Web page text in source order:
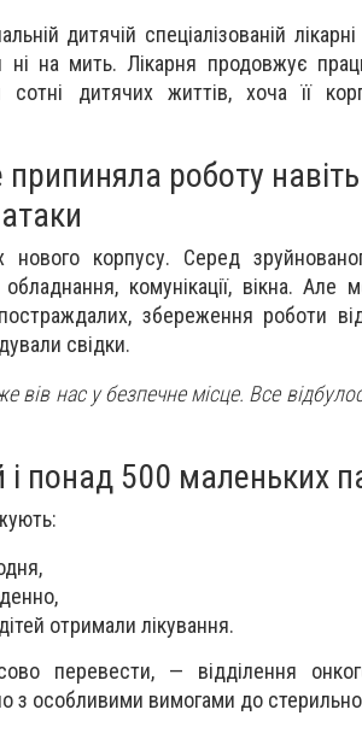
дитячій спеціалізованій
на мить. Лікарня продовжує
сотні дитячих життів, хоча її
роботу
атаки
нового корпусу. Серед
комунікації, вікна. Але
збереження роботи
свідки.
вів нас у безпечне місце. Все
понад 500 маленьких
отримали лікування.
перевести, — відділення
з особливими вимогами до